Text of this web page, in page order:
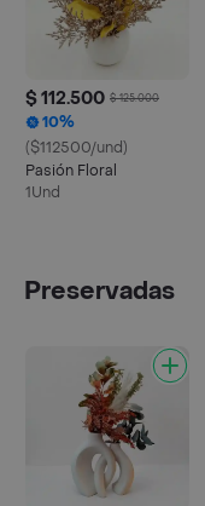
$ 112.500 $ 125.000
10%
($112500/und)
Pasión Floral
1Und
Preservadas